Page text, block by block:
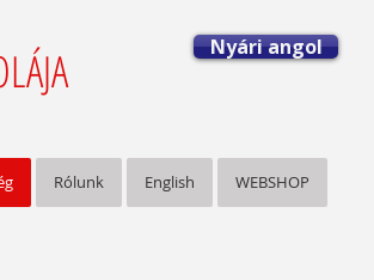
Nyári angol
Rólunk English WEBSHOP